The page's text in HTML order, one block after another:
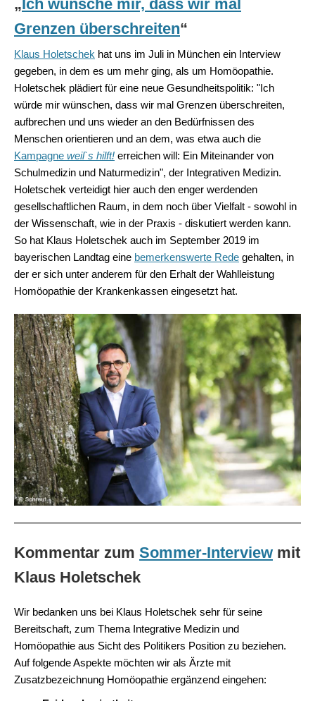
„Ich wünsche mir, dass wir mal
Grenzen überschreiten“
Klaus Holetschek hat uns im Juli in München ein Interview
gegeben, in dem es um mehr ging, als um Homöopathie.
Holetschek plädiert für eine neue Gesundheitspolitik: "Ich
würde mir wünschen, dass wir mal Grenzen überschreiten,
aufbrechen und uns wieder an den Bedürfnissen des
Menschen orientieren und an dem, was etwa auch die
Kampagne weil`s hilft! erreichen will: Ein Miteinander von
Schulmedizin und Naturmedizin", der Integrativen Medizin.
Holetschek verteidigt hier auch den enger werdenden
gesellschaftlichen Raum, in dem noch über Vielfalt - sowohl in
der Wissenschaft, wie in der Praxis - diskutiert werden kann.
So hat Klaus Holetschek auch im September 2019 im
bayerischen Landtag eine bemerkenswerte Rede gehalten, in
der er sich unter anderem für den Erhalt der Wahlleistung
Homöopathie der Krankenkassen eingesetzt hat.
Kommentar zum Sommer-Interview mit
Klaus Holetschek
Wir bedanken uns bei Klaus Holetschek sehr für seine
Bereitschaft, zum Thema Integrative Medizin und
Homöopathie aus Sicht des Politikers Position zu beziehen.
Auf folgende Aspekte möchten wir als Ärzte mit
Zusatzbezeichnung Homöopathie ergänzend eingehen: